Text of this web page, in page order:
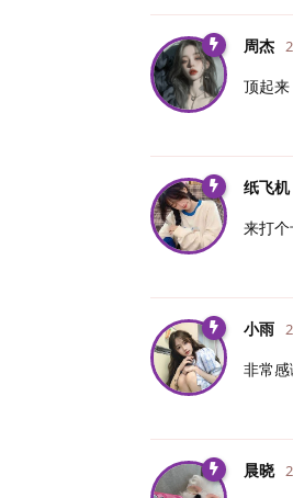
周杰
顶起来
纸飞机
来打个
小雨
非常感
晨晓